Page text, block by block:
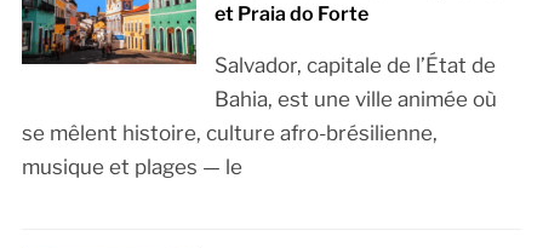
et Praia do Forte
Salvador, capitale de l’État de
Bahia, est une ville animée où
se mêlent histoire, culture afro-brésilienne,
musique et plages — le